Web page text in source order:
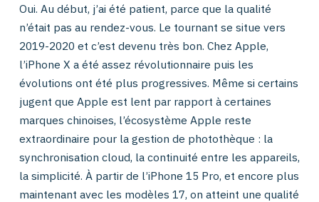
Oui. Au début, j’ai été patient, parce que la qualité
n’était pas au rendez-vous. Le tournant se situe vers
2019-2020 et c’est devenu très bon. Chez Apple,
l’iPhone X a été assez révolutionnaire puis les
évolutions ont été plus progressives. Même si certains
jugent que Apple est lent par rapport à certaines
marques chinoises, l’écosystème Apple reste
extraordinaire pour la gestion de photothèque : la
synchronisation cloud, la continuité entre les appareils,
la simplicité. À partir de l’iPhone 15 Pro, et encore plus
maintenant avec les modèles 17, on atteint une qualité